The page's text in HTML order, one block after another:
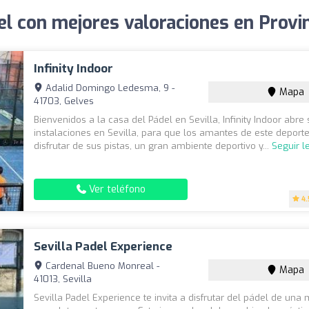
con mejores valoraciones en
Infinity Indoor
Adalid Domingo Ledesma, 9 -
41703, Gelves
Mapa
Bienvenidos a la casa del Pádel en Sevilla, Infinity Indoor abre
instalaciones en Sevilla, para que los amantes de este
disfrutar de sus pistas, un gran ambiente deportivo y... Seguir
Ver teléfono
Sevilla Padel Experience
Cardenal Bueno Monreal -
41013, Sevilla
Mapa
Sevilla Padel Experience te invita a disfrutar del pádel de una